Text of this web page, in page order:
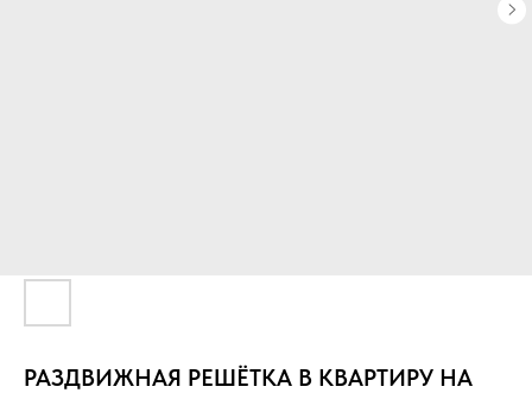
РАЗДВИЖНАЯ РЕШЁТКА В КВАРТИРУ НА